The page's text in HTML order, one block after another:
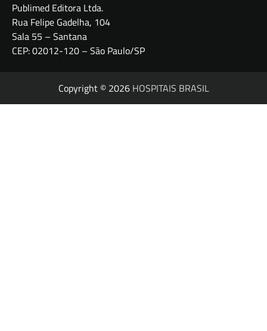
Publimed Editora Ltda.
Rua Felipe Gadelha, 104
Sala 55 – Santana
CEP: 02012-120 – São Paulo/SP
Copyright © 2026 HOSPITAIS BRASIL